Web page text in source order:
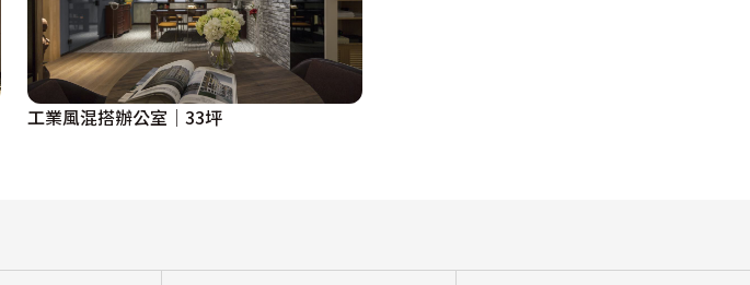
工業風混搭辦公室│33坪